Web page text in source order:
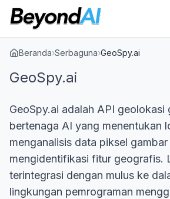
Beranda›Serbaguna›GeoSpy.ai
GeoSpy.ai
GeoSpy.ai adalah API geolokasi
bertenaga AI yang menentukan
menganalisis data piksel gambar
mengidentifikasi fitur geografis.
terintegrasi dengan mulus ke
lingkungan pemrograman